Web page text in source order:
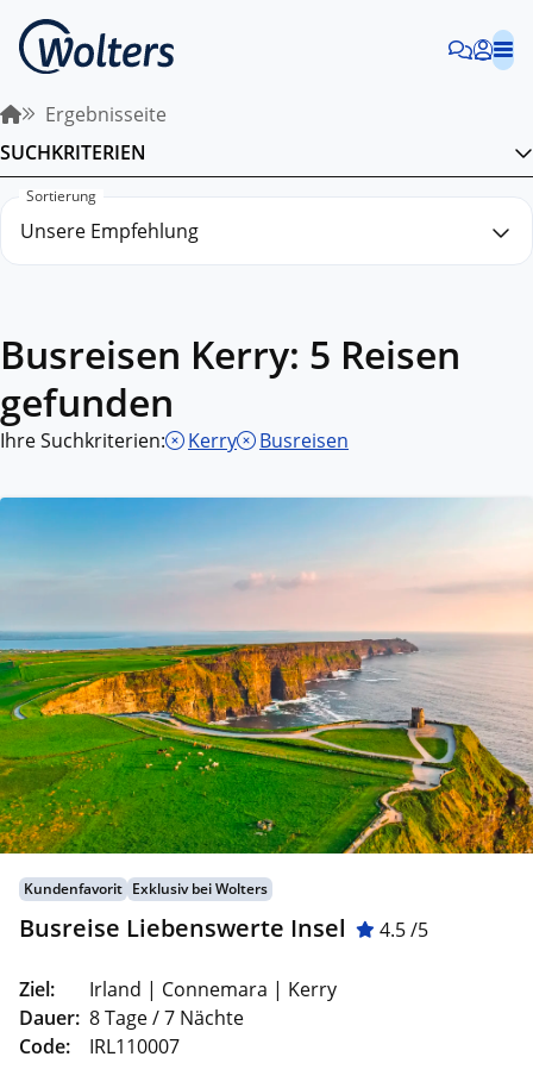
Ergebnisseite
SUCHKRITERIEN
Sortierung
Busreisen Kerry: 5 Reisen
gefunden
Ihre Suchkriterien: Kerry Busreisen
Kundenfavorit Exklusiv bei Wolters
Busreise Liebenswerte Insel 4.5 /5
Ziel:
Irland | Connemara | Kerry
Dauer: 8 Tage / 7 Nächte
Code:
IRL110007